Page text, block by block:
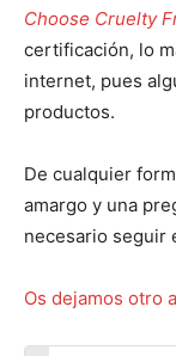
Choose Cruelty
certificación, lo
internet, pues
productos.
De cualquier
amargo y una
necesario seguir
Os dejamos otro